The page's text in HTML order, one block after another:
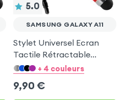
5.0
SAMSUNG GALAXY A11
Stylet Universel Ecran
Tactile Rétractable
Rouge Adaptable Jack
Galaxy A11
+ 4 couleurs
9,90 €